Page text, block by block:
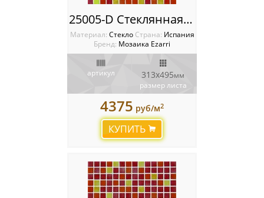
25005-D Стеклянная мозаика Ezarri Mix
Материал: Стекло Cтрана: Испания
Бренд: Мозаика Ezarri
артикул 313x495мм
размер листа
4375 руб/м2
КУПИТЬ